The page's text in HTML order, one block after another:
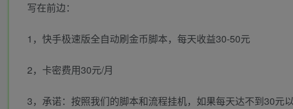
写在前边：
1，快手极速版全自动刷金币脚本，每天收益30-50元
2，卡密费用30元/月
3，承诺：按照我们的脚本和流程挂机，如果每天达不到30元